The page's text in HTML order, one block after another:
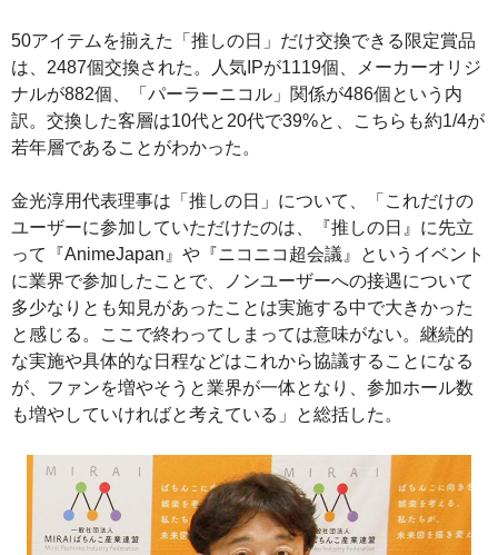
50アイテムを揃えた「推しの日」だけ交換できる限定賞品
は、2487個交換された。人気IPが1119個、メーカーオリジ
ナルが882個、「パーラーニコル」関係が486個という内
訳。交換した客層は10代と20代で39%と、こちらも約1/4が
若年層であることがわかった。
金光淳用代表理事は「推しの日」について、「これだけの
ユーザーに参加していただけたのは、『推しの日』に先立
って『AnimeJapan』や『ニコニコ超会議』というイベント
に業界で参加したことで、ノンユーザーへの接遇について
多少なりとも知見があったことは実施する中で大きかった
と感じる。ここで終わってしまっては意味がない。継続的
な実施や具体的な日程などはこれから協議することになる
が、ファンを増やそうと業界が一体となり、参加ホール数
も増やしていければと考えている」と総括した。